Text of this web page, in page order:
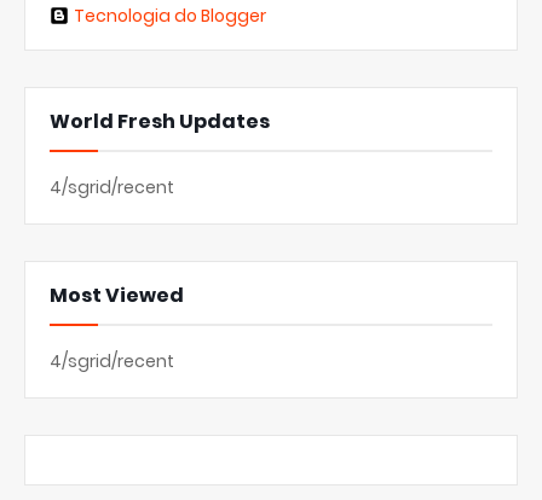
Tecnologia do Blogger
World Fresh Updates
4/sgrid/recent
Most Viewed
4/sgrid/recent